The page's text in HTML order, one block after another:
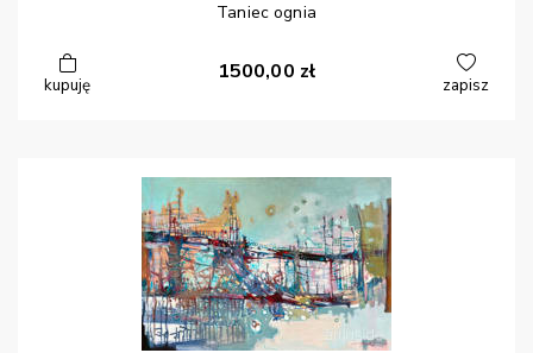
Taniec ognia
kupuję
1500,00 zł
zapisz